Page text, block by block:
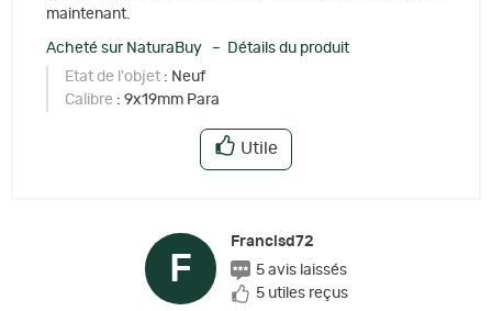
maintenant.
Acheté sur NaturaBuy – Détails du produit
Etat de l'objet : Neuf
Calibre : 9x19mm Para
Utile
F
Francisd72
5 avis laissés
5 utiles reçus